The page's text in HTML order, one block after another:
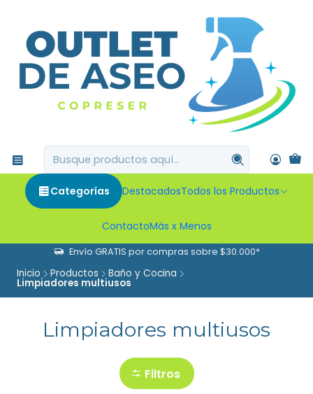
Categorías DestacadosTodos los Productos
ContactoMás x Menos
Envío GRATIS por compras sobre $30.000*
Inicio Productos Baño y Cocina
Limpiadores multiusos
Limpiadores multiusos
Filtros